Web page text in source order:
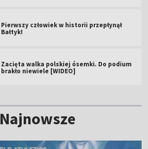
Pierwszy człowiek w historii przepłynął
Bałtyk!
Zacięta walka polskiej ósemki. Do podium
brakło niewiele [WIDEO]
Najnowsze